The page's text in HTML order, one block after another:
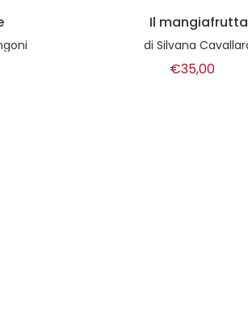
La sostanza del
Gianni-Emilio
€14,00